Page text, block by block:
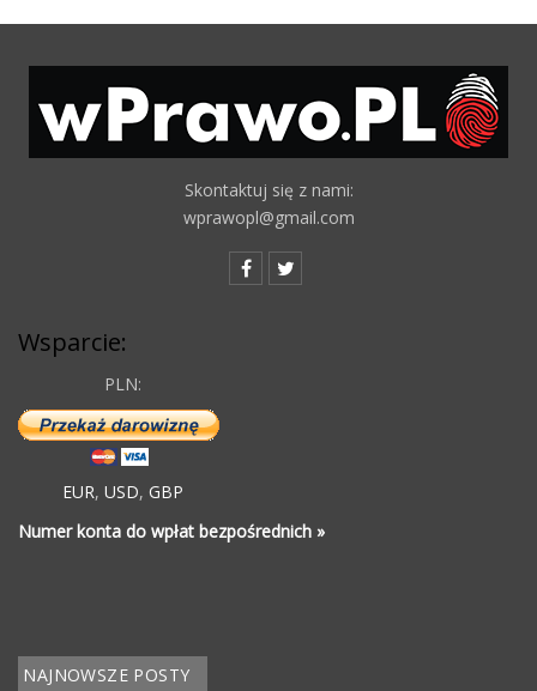
Skontaktuj się z nami:
wprawopl@gmail.com
Wsparcie:
PLN:
EUR, USD, GBP
Numer konta do wpłat bezpośrednich »
NAJNOWSZE POSTY